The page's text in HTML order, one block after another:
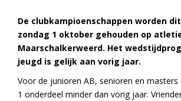
De clubkampioenschappen worden
zondag 1 oktober gehouden op
Maarschalkerweerd. Het
jeugd is gelijk aan vorig jaar.
Voor de junioren AB, senioren en
1 onderdeel minder dan vorig jaar.